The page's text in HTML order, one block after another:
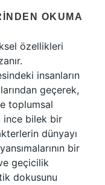
OKUMA
özellikleri
insanların
geçerek,
toplumsal
ince bilek bir
dünyayı
bir
ve geçicilik
dokusunu